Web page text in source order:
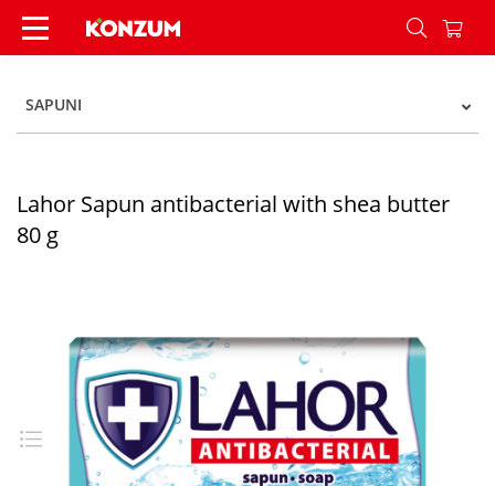
Lahor Sapun antibacterial with shea butter 80 g
SAPUNI
Lahor Sapun antibacterial with shea butter
80 g